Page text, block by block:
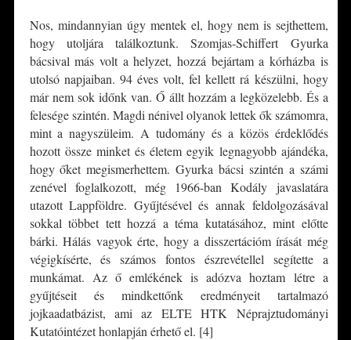
Nos, mindannyian úgy mentek el, hogy nem is sejthettem,
hogy utoljára találkoztunk. Szomjas-Schiffert Gyurka
bácsival más volt a helyzet, hozzá bejártam a kórházba is
utolsó napjaiban. 94 éves volt, fel kellett rá készülni, hogy
már nem sok időnk van. Ő állt hozzám a legközelebb. És a
felesége szintén. Magdi nénivel olyanok lettek ők számomra,
mint a nagyszüleim. A tudomány és a közös érdeklődés
hozott össze minket és életem egyik legnagyobb ajándéka,
hogy őket megismerhettem. Gyurka bácsi szintén a számi
zenével foglalkozott, még 1966-ban Kodály javaslatára
utazott Lappföldre. Gyűjtésével és annak feldolgozásával
sokkal többet tett hozzá a téma kutatásához, mint előtte
bárki. Hálás vagyok érte, hogy a disszertációm írását még
végigkísérte, és számos fontos észrevétellel segítette a
munkámat. Az ő emlékének is adózva hoztam létre a
gyűjtéseit és mindkettőnk eredményeit tartalmazó
jojkaadatbázist, ami az ELTE HTK Néprajztudományi
Kutatóintézet honlapján érhető el. [4]